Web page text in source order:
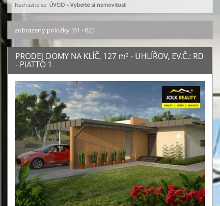
Nacházíte se: ÚVOD » Vyberte si nemovitost
zobrazeny položky [61 - 62]
PRODEJ DOMY NA KLÍČ, 127 m² - UHLÍŘOV, EV.Č.: RD
- PIATTO 1